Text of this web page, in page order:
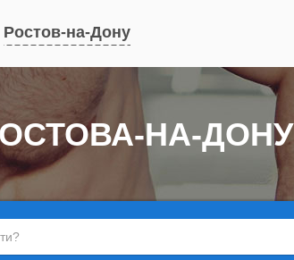
Ростов-на-Дону
НА-ДОНУ